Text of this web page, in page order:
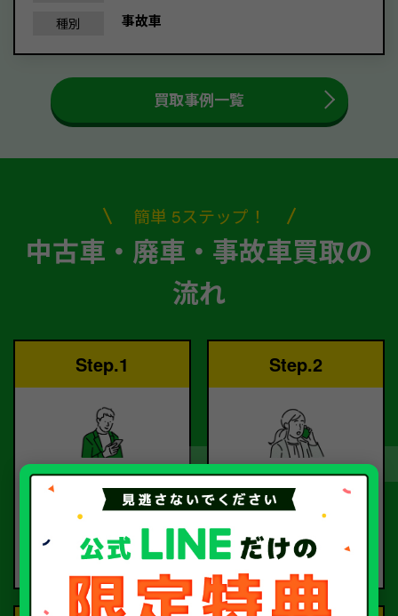
種別 事故車
買取事例一覧
簡単 5ステップ！
中古車・廃車・事故車買取の
流れ
Step.1
ご依頼
お電話または査定フォー
ムより
ご依頼ください。
Step.2
査定
査定のプロが
お電話で回答いたしま
す。